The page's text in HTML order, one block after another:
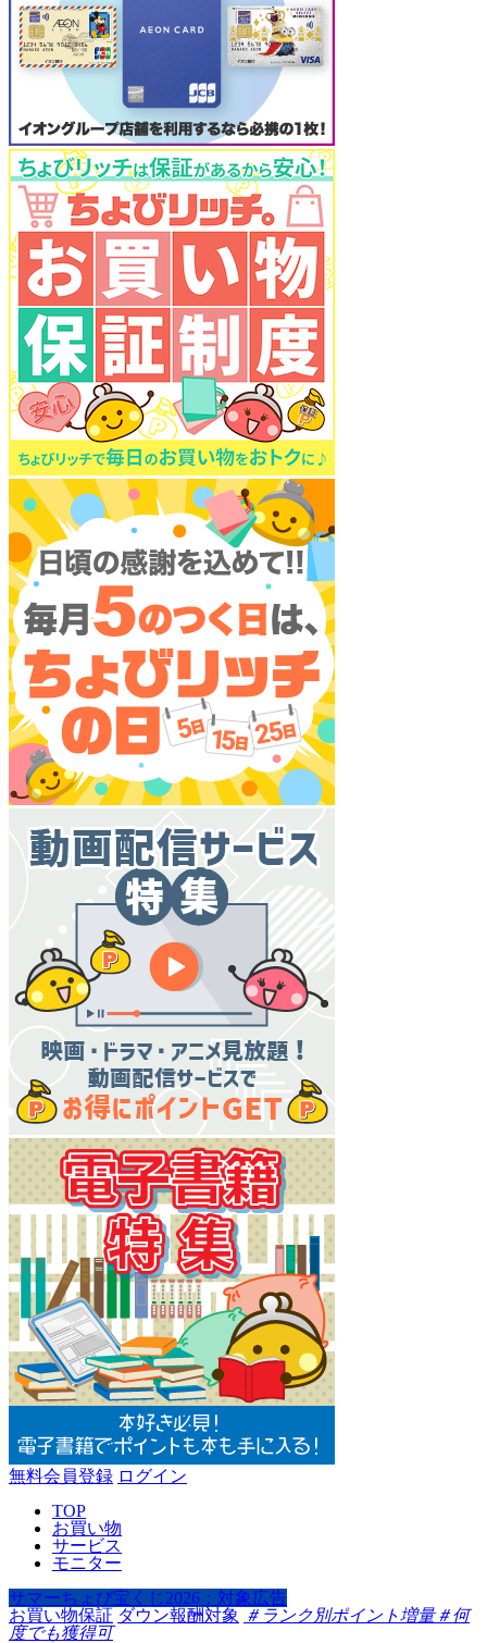
無料会員登録 ログイン
TOP
お買い物
サービス
モニター
サマーちょび宝くじ2026：対象広告
お買い物保証 ダウン報酬対象 ＃ランク別ポイント増量＃何
度でも獲得可